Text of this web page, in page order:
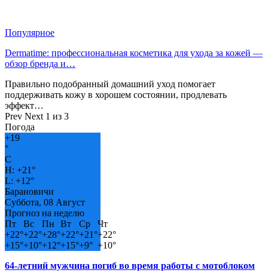
Популярное
Dermatime: профессиональная косметика для ухода за кожей —
обзор бренда и…
Правильно подобранный домашний уход помогает
поддерживать кожу в хорошем состоянии, продлевать
эффект…
Prev Next 1 из 3
Погода
+19
°
C
H: +21°
L: +12°
Барановичи
Суббота, 08 Август
Прогноз на неделю
Пт
Вс Пн Вт Ср
Чт
+22°+22°+28°+22°+21°+22°
+15°+10°+12°+15°+9° +10°
64-летний мужчина погиб во время работы с мотоблоком